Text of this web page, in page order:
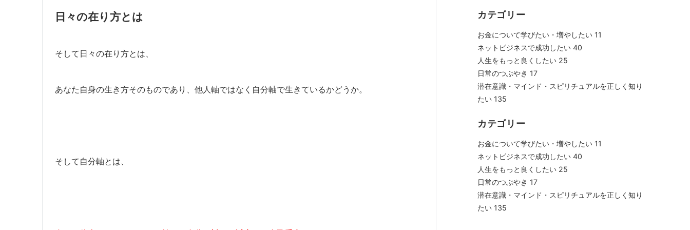
日々の在り方とは
そして日々の在り方とは、
あなた自身の生き方そのものであり、他人軸ではなく自分軸で生きているかどうか。
そして自分軸とは、
カテゴリー
お金について学びたい・増やしたい 11
ネットビジネスで成功したい 40
人生をもっと良くしたい 25
日常のつぶやき 17
潜在意識・マインド・スピリチュアルを正しく知り
たい 135
カテゴリー
お金について学びたい・増やしたい 11
ネットビジネスで成功したい 40
人生をもっと良くしたい 25
日常のつぶやき 17
潜在意識・マインド・スピリチュアルを正しく知り
たい 135